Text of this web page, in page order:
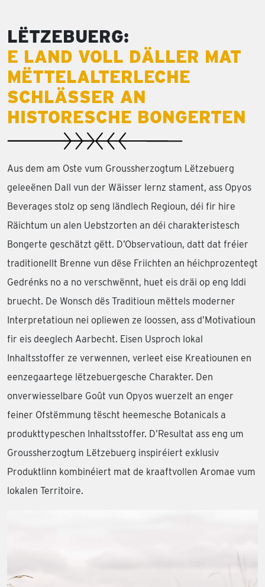
LËTZEBUERG:
E LAND VOLL DÄLLER MAT
MËTTELALTERLECHE
SCHLÄSSER AN
HISTORESCHE BONGERTEN
Aus dem am Oste vum Groussherzogtum Lëtzebuerg
geleeënen Dall vun der Wäisser Iernz stament, ass Opyos
Beverages stolz op seng ländlech Regioun, déi fir hire
Räichtum un alen Uebstzorten an déi charakteristesch
Bongerte geschätzt gëtt. D’Observatioun, datt dat fréier
traditionellt Brenne vun dëse Friichten an héichprozentegt
Gedrénks no a no verschwënnt, huet eis dräi op eng Iddi
bruecht. De Wonsch dës Traditioun mëttels moderner
Interpretatioun nei opliewen ze loossen, ass d’Motivatioun
fir eis deeglech Aarbecht. Eisen Usproch lokal
Inhaltsstoffer ze verwennen, verleet eise Kreatiounen en
eenzegaartege lëtzebuergesche Charakter. Den
onverwiesselbare Goût vun Opyos wuerzelt an enger
feiner Ofstëmmung tëscht heemesche Botanicals a
produkttypeschen Inhaltsstoffer. D’Resultat ass eng um
Groussherzogtum Lëtzebuerg inspiréiert exklusiv
Produktlinn kombinéiert mat de kraaftvollen Aromae vum
lokalen Territoire.